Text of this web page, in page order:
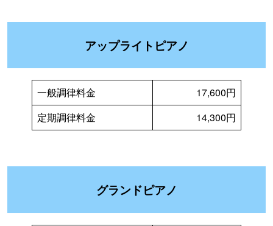
アップライトピアノ
一般調律料金
17,600円
定期調律料金
14,300円
グランドピアノ